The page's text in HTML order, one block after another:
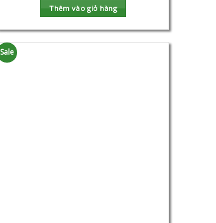
Thêm vào giỏ hàng
Sale